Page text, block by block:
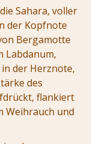
Sahara, voller
der Kopfnote
Bergamotte
Labdanum,
der Herznote,
des
flankiert
Weihrauch und